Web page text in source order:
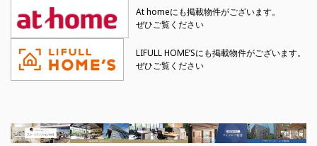
At homeにも掲載物件がございます。
ぜひご覧ください
LIFULL HOME’Sにも掲載物件がございます。
ぜひご覧ください